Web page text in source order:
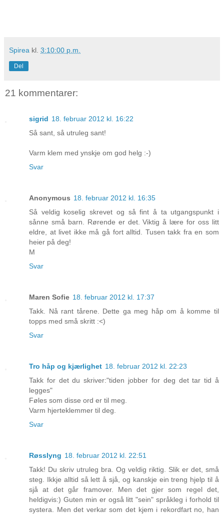
Spirea kl. 3:10:00 p.m.
Del
21 kommentarer:
sigrid 18. februar 2012 kl. 16:22
Så sant, så utruleg sant!
Varm klem med ynskje om god helg :-)
Svar
Anonymous 18. februar 2012 kl. 16:35
Så veldig koselig skrevet og så fint å ta utgangspunkt i
sånne små barn. Rørende er det. Viktig å lære for oss litt
eldre, at livet ikke må gå fort alltid. Tusen takk fra en som
heier på deg!
M
Svar
Maren Sofie 18. februar 2012 kl. 17:37
Takk. Nå rant tårene. Dette ga meg håp om å komme til
topps med små skritt :<)
Svar
Tro håp og kjærlighet 18. februar 2012 kl. 22:23
Takk for det du skriver:"tiden jobber for deg det tar tid å
legges"
Føles som disse ord er til meg.
Varm hjerteklemmer til deg.
Svar
Røsslyng 18. februar 2012 kl. 22:51
Takk! Du skriv utruleg bra. Og veldig riktig. Slik er det, små
steg. Ikkje alltid så lett å sjå, og kanskje ein treng hjelp til å
sjå at det går framover. Men det gjer som regel det,
heldigvis:) Guten min er også litt "sein" språkleg i forhold til
systera. Men det verkar som det kjem i rekordfart no, han